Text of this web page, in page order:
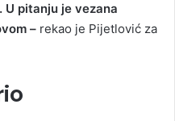
pitanju je vezana
– rekao je Pijetlović za